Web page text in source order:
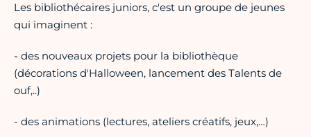
Les bibliothécaires juniors, c'est un groupe de jeunes
qui imaginent :
- des nouveaux projets pour la bibliothèque
(décorations d'Halloween, lancement des Talents de
ouf,..)
- des animations (lectures, ateliers créatifs, jeux,…)